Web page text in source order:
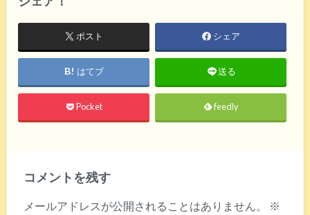
ポスト シェア
はてブ 送る
Pocket feedly
コメントを残す
メールアドレスが公開されることはありません。
※